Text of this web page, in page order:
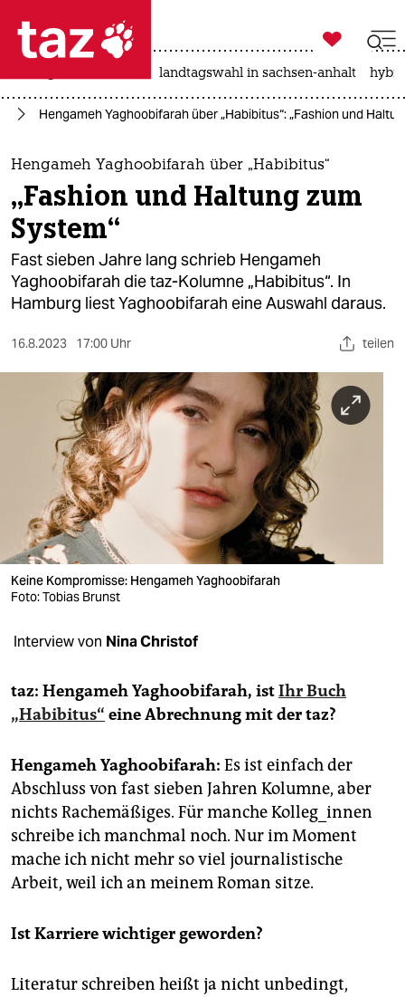
 taz zahl ich
taz zahl ich
themen
politik
öko
gesellschaft
sport
berlin
wahrheit
verlag
verlag
veranstaltungen
shop
unterstützen
genossenschaft
epaper login

taz zahl ich
landtagswahl in sachsen-anhalt
Hengameh Yaghoobifarah über „Habibitus“: „Fashion und
Hengameh Yaghoobifarah über „Habibitus“
„Fashion und Haltung zum
System“
Fast sieben Jahre lang schrieb Hengameh
Yaghoobifarah die taz-Kolumne „Habibitus“. In
Hamburg liest Yaghoobifarah eine Auswahl daraus.
16.8.2023 17:00 Uhr teilen
Keine Kompromisse: Hengameh Yaghoobifarah
Foto: Tobias Brunst
Interview von Nina Christof
taz: Hengameh Yaghoobifarah, istIhr Buch
„Habibitus“ eine Abrechnung mit der taz?
Hengameh Yaghoobifarah: Es ist einfach der
Abschluss von fast sieben Jahren Kolumne, aber
nichts Rachemäßiges. Für manche Kolleg_innen
schreibe ich manchmal noch. Nur im Moment
mache ich nicht mehr so viel journalistische
Arbeit, weil ich an meinem Roman sitze.
Ist Karriere wichtiger geworden?
Literatur schreiben heißt ja nicht unbedingt,